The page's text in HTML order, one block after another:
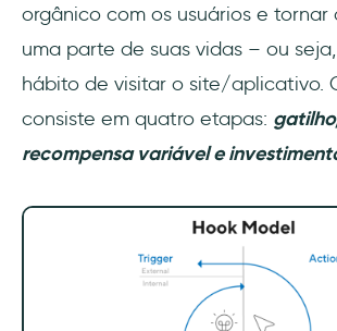
orgânico com os usuários e tornar
uma parte de suas vidas – ou
hábito de visitar o site/aplicativo.
consiste em quatro etapas:
recompensa variável e